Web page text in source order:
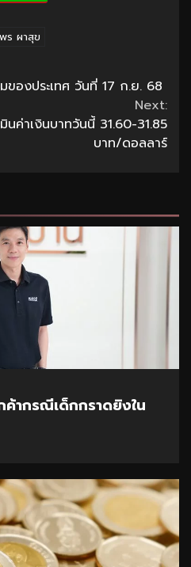
ร ผาสุข
องประเทศ วันที่ 17 ก.ย. 68
Next:
นค่าเงินบาทวันนี้ 31.60-31.85
บาท/ดอลลาร์
ากรณีเด็กกราดยิงใน